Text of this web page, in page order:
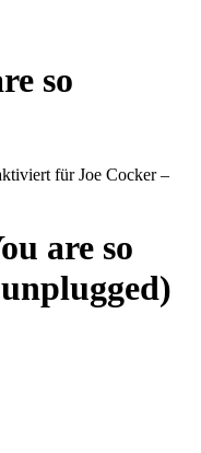
so
für Joe Cocker –
are so